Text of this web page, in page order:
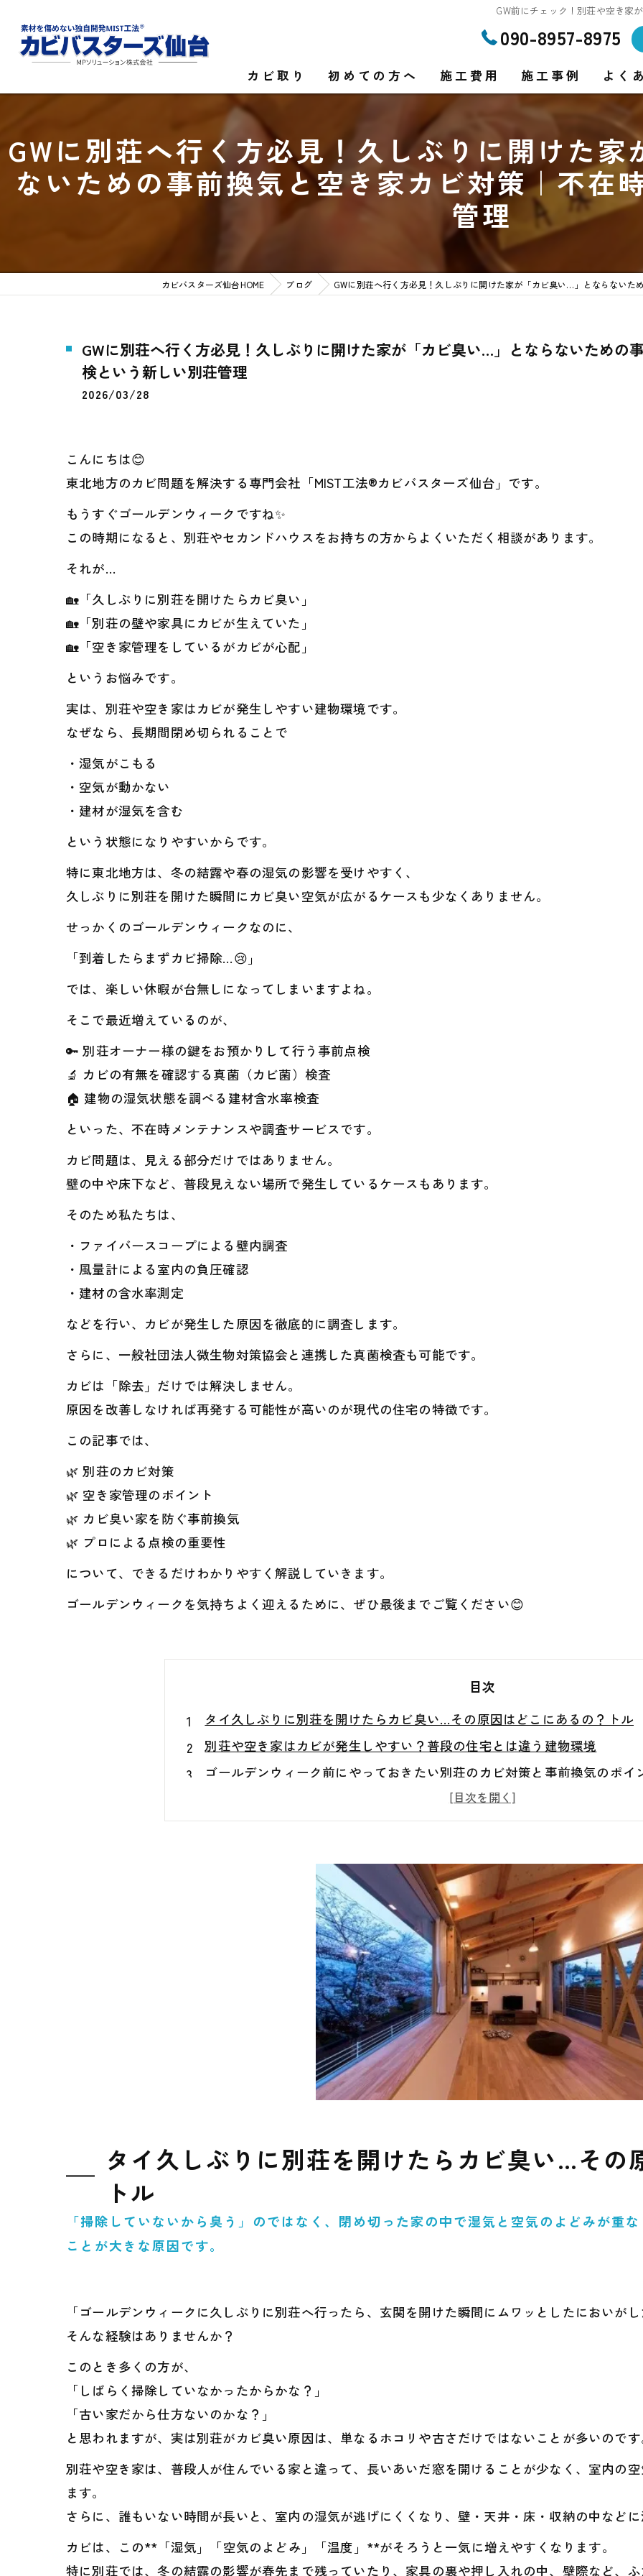
GW前にチェック！別荘や空き家
090-8957-8975
カビ取り
カビ菌検査
家庭のカビ取り
施設のカビ取り
初めての方へ 施工費用 施工事例 よく
GWに別荘へ行く方必見！久しぶりに開けた
ないための事前換気と空き家カビ対策｜不在
管理
カビバスターズ仙台HOME ブログ GWに別荘へ行く方必見！久しぶりに開けた家が「カビ臭い…」とならない
GWに別荘へ行く方必見！久しぶりに開けた家が「カビ臭い…」とならないための
検という新しい別荘管理
2026/03/28
こんにちは😊
東北地方のカビ問題を解決する専門会社「MIST工法®カビバスターズ仙台」です。
もうすぐゴールデンウィークですね✨
この時期になると、別荘やセカンドハウスをお持ちの方からよくいただく相談があります。
それが…
🏡「久しぶりに別荘を開けたらカビ臭い」
🏡「別荘の壁や家具にカビが生えていた」
🏡「空き家管理をしているがカビが心配」
というお悩みです。
実は、別荘や空き家はカビが発生しやすい建物環境です。
なぜなら、長期間閉め切られることで
・湿気がこもる
・空気が動かない
・建材が湿気を含む
という状態になりやすいからです。
特に東北地方は、冬の結露や春の湿気の影響を受けやすく、
久しぶりに別荘を開けた瞬間にカビ臭い空気が広がるケースも少なくありません。
せっかくのゴールデンウィークなのに、
「到着したらまずカビ掃除…😢」
では、楽しい休暇が台無しになってしまいますよね。
そこで最近増えているのが、
🔑 別荘オーナー様の鍵をお預かりして行う事前点検
🔬 カビの有無を確認する真菌（カビ菌）検査
🏠 建物の湿気状態を調べる建材含水率検査
といった、不在時メンテナンスや調査サービスです。
カビ問題は、見える部分だけではありません。
壁の中や床下など、普段見えない場所で発生しているケースもあります。
そのため私たちは、
・ファイバースコープによる壁内調査
・風量計による室内の負圧確認
・建材の含水率測定
などを行い、カビが発生した原因を徹底的に調査します。
さらに、一般社団法人微生物対策協会と連携した真菌検査も可能です。
カビは「除去」だけでは解決しません。
原因を改善しなければ再発する可能性が高いのが現代の住宅の特徴です。
この記事では、
🌿 別荘のカビ対策
🌿 空き家管理のポイント
🌿 カビ臭い家を防ぐ事前換気
🌿 プロによる点検の重要性
について、できるだけわかりやすく解説していきます。
ゴールデンウィークを気持ちよく迎えるために、ぜひ最後までご覧ください😊
目次
タイ久しぶりに別荘を開けたらカビ臭い…その原因はどこにあるの？トル
別荘や空き家はカビが発生しやすい？普段の住宅とは違う建物環境
ゴールデンウィーク前にやっておきたい別荘のカビ対策と事前換気のポイ
別荘オーナーに増えている「不在時点検」という新しい別荘管理の方法
見えないカビを調べる「真菌検査」と建物調査の重要性
タイ久しぶりに別荘を開けたらカビ臭い…その
トル
「掃除していないから臭う」のではなく、閉め切った家の中で湿気と空気のよどみが重
ことが大きな原因です。
「ゴールデンウィークに久しぶりに別荘へ行ったら、玄関を開けた瞬間にムワッとしたにおいがし
そんな経験はありませんか？
このとき多くの方が、
「しばらく掃除していなかったからかな？」
「古い家だから仕方ないのかな？」
と思われますが、実は別荘がカビ臭い原因は、単なるホコリや古さだけではないことが多いのです
別荘や空き家は、普段人が住んでいる家と違って、長いあいだ窓を開けることが少なく、室内の
ます。
さらに、誰もいない時間が長いと、室内の湿気が逃げにくくなり、壁・天井・床・収納の中などに
カビは、この**「湿気」「空気のよどみ」「温度」**がそろうと一気に増えやすくなります。
特に別荘では、冬の結露の影響が春先まで残っていたり、家具の裏や押し入れの中、壁際など、